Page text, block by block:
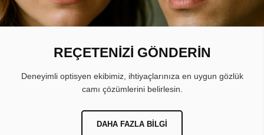
REÇETENİZİ GÖNDERİN
Deneyimli optisyen ekibimiz, ihtiyaçlarınıza en uygun gözlük
camı çözümlerini belirlesin.
DAHA FAZLA BILGI